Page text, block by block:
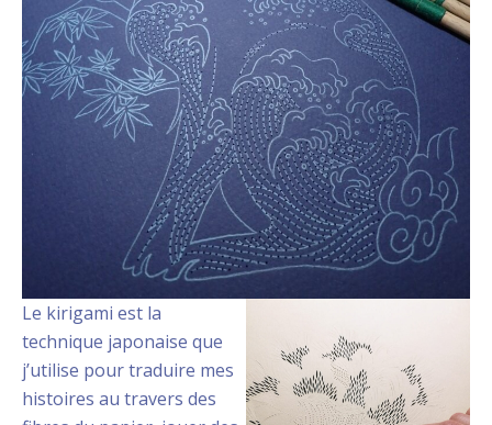
Le kirigami est la
technique japonaise que
j’utilise pour traduire mes
histoires au travers des